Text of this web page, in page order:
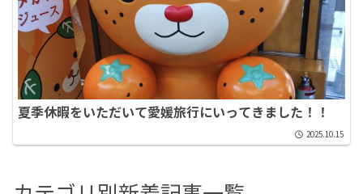
夏季休暇をいただいて愛媛旅行にいってきました！！
2025.10.15